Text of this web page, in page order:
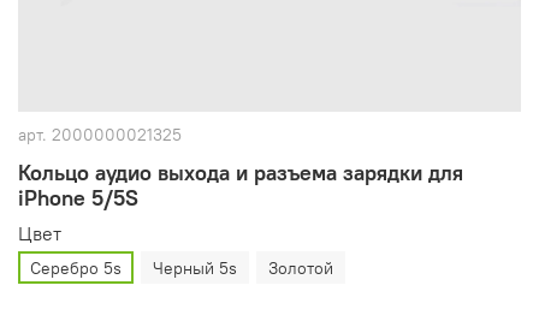
арт. 2000000021325
Кольцо аудио выхода и разъема зарядки для
iPhone 5/5S
Цвет
Серебро 5s Черный 5s Золотой